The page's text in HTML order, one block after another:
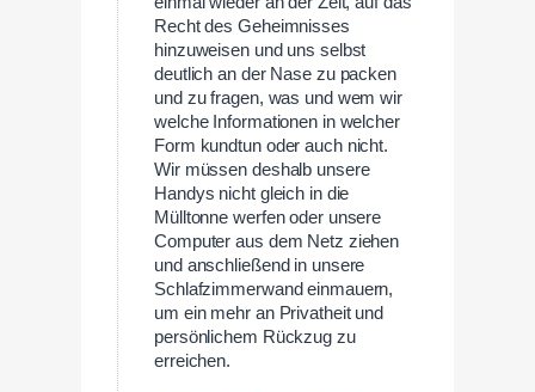
Recht des Geheimnisses
hinzuweisen und uns selbst
deutlich an der Nase zu packen
und zu fragen, was und wem wir
welche Informationen in welcher
Form kundtun oder auch nicht.
Wir müssen deshalb unsere
Handys nicht gleich in die
Mülltonne werfen oder unsere
Computer aus dem Netz ziehen
und anschließend in unsere
Schlafzimmerwand einmauern,
um ein mehr an Privatheit und
persönlichem Rückzug zu
erreichen.